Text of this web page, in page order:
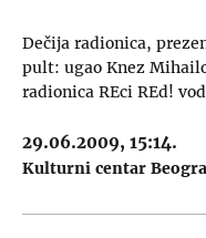
Dečija radionica,
pult: ugao Knez
radionica REci REd!
29.06.2009, 15:14.
Kulturni centar